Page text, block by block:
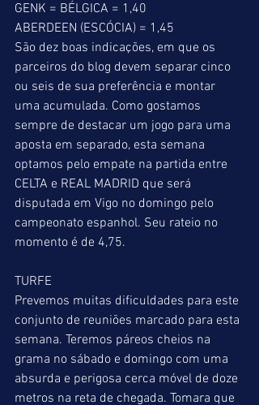
GENK = BÉLGICA = 1,40
ABERDEEN (ESCÓCIA) = 1,45
São dez boas indicações, em que os
parceiros do blog devem separar cinco
ou seis de sua preferência e montar
uma acumulada. Como gostamos
sempre de destacar um jogo para uma
aposta em separado, esta semana
optamos pelo empate na partida entre
CELTA e REAL MADRID que será
disputada em Vigo no domingo pelo
campeonato espanhol. Seu rateio no
momento é de 4,75.
TURFE
Prevemos muitas dificuldades para este
conjunto de reuniões marcado para esta
semana. Teremos páreos cheios na
grama no sábado e domingo com uma
absurda e perigosa cerca móvel de doze
metros na reta de chegada. Tomara que